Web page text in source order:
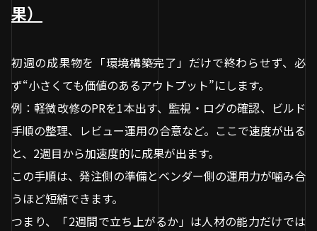
果）
初週の成果物を「環境構築完了」だけで終わらせず、必
ず“小さくても価値のあるアウトプット”にします。
例：軽微改修のPRを1本出す、監視・ログの確認、ビルド
手順の整理、レビュー運用の合意など。ここで速度が出る
と、2週目から加速度的に成果が出ます。
この手順は、発注側の準備とベンダー側の運用力が噛み合
うほど短縮できます。
つまり、「2週間で立ち上がるか」は人材の能力だけでは